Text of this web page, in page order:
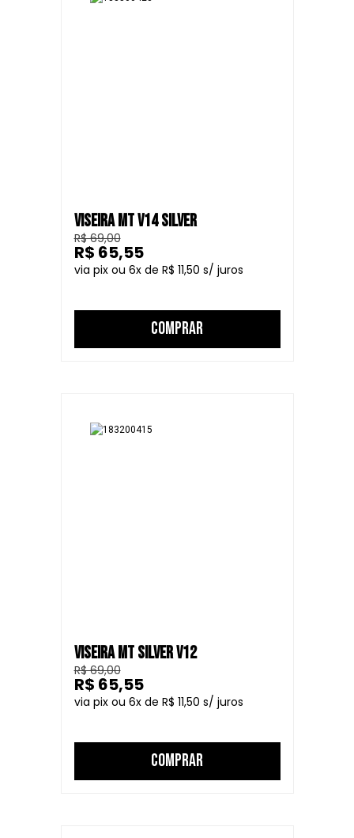
VISEIRA MT V14 SILVER
R$ 69,00
6
R$ 11,50
R$ 65,55
COMPRAR
VISEIRA MT SILVER V12
R$ 69,00
6
R$ 11,50
R$ 65,55
COMPRAR